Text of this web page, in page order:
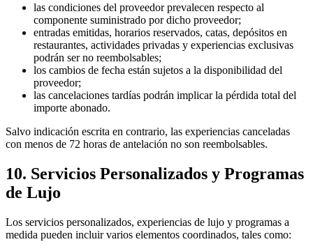
las condiciones del proveedor prevalecen respecto al
componente suministrado por dicho proveedor;
entradas emitidas, horarios reservados, catas, depósitos en
restaurantes, actividades privadas y experiencias exclusivas
podrán ser no reembolsables;
los cambios de fecha están sujetos a la disponibilidad del
proveedor;
las cancelaciones tardías podrán implicar la pérdida total del
importe abonado.
Salvo indicación escrita en contrario, las experiencias canceladas
con menos de 72 horas de antelación no son reembolsables.
10. Servicios Personalizados y Programas
de Lujo
Los servicios personalizados, experiencias de lujo y programas a
medida pueden incluir varios elementos coordinados, tales como: